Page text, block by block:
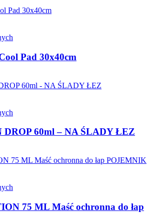
Pad 30x40cm
DROP 60ml – NA ŚLADY ŁEZ
75 ML Maść ochronna do łap